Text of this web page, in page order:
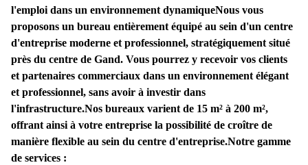
l'emploi dans un environnement dynamiqueNous vous
proposons un bureau entièrement équipé au sein d'un centre
d'entreprise moderne et professionnel, stratégiquement situé
près du centre de Gand. Vous pourrez y recevoir vos clients
et partenaires commerciaux dans un environnement élégant
et professionnel, sans avoir à investir dans
l'infrastructure.Nos bureaux varient de 15 m² à 200 m²,
offrant ainsi à votre entreprise la possibilité de croître de
manière flexible au sein du centre d'entreprise.Notre gamme
de services :